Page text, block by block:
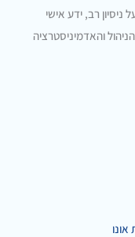
ניסיון רב, ידע אישי
בתחום שירותי הניהול והאדמיניסטרציה